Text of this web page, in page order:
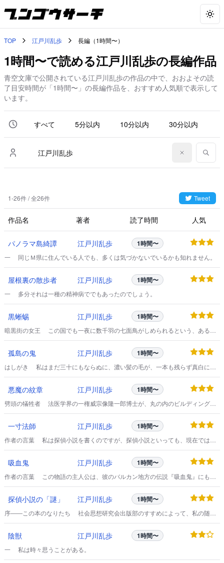
TOP 江戸川乱歩 長編（1時間〜）
1時間〜で読める江戸川乱歩の長編作品
青空文庫で公開されている江戸川乱歩の作品の中で、おおよその読
了目安時間が「1時間〜」の長編作品を、おすすめ人気順で表示して
います。
すべて 5分以内 10分以内 30分以内
1-26件 / 全26件 Tweet
作品名 著者 読了時間 人気
パノラマ島綺譚 江戸川乱歩 1時間〜
一 同じＭ県に住んでいる人でも、多くは気づかないでいるかも知れません。
屋根裏の散歩者 江戸川乱歩 1時間〜
一 多分それは一種の精神病ででもあったのでしょう。
黒蜥蜴 江戸川乱歩 1時間〜
暗黒街の女王 この国でも一夜に数千羽の七面鳥がしめられるという、あるク
孤島の鬼 江戸川乱歩 1時間〜
はしがき 私はまだ三十にもならぬに、濃い髪の毛が、一本も残らず真白にな
悪魔の紋章 江戸川乱歩 1時間〜
劈頭の犠牲者 法医学界の一権威宗像隆一郎博士が、丸の内のビルディングに
一寸法師 江戸川乱歩 1時間〜
作者の言葉 私は探偵小説を書くのですが、探偵小説といっても、現在では
吸血鬼 江戸川乱歩 1時間〜
作者の言葉 この物語の主人公は、彼のバルカン地方の伝説『吸血鬼』にも比
探偵小説の「謎」 江戸川乱歩 1時間〜
序――この本のなりたち 社会思想研究会出版部のすすめによって、私の随筆
陰獣 江戸川乱歩 1時間〜
一 私は時々思うことがある。